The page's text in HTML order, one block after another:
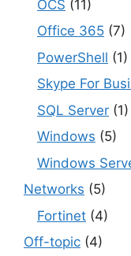
OCS (11)
Office 365 (7)
PowerShell (1)
Skype For
SQL Server (1)
Windows (5)
Windows
Networks (5)
Fortinet (4)
Off-topic (4)